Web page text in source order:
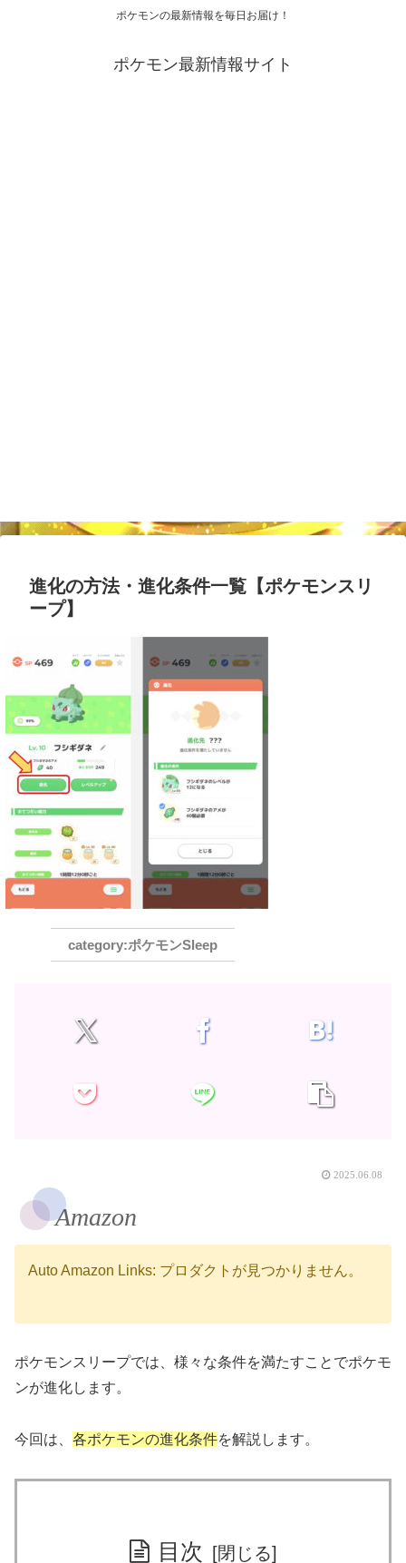
ポケモンの最新情報を毎日お届け！
ポケモン最新情報サイト
進化の方法・進化条件一覧【ポケモンスリ
ープ】
ポケモンSleep
2025.06.08
Amazon
Auto Amazon Links: プロダクトが見つかりません。
ポケモンスリープでは、様々な条件を満たすことでポケモ
ンが進化します。
今回は、 各ポケモンの進化条件を解説します。
目次